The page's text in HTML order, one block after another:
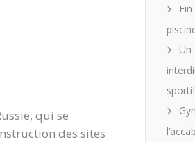
qui se
des sites
Un